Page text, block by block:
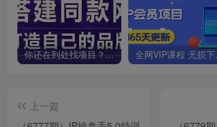
你还在到处找项目？还在当韭菜？我靠卖项目一个月收入5万+，曾经我也是个失败者。 全
上一篇